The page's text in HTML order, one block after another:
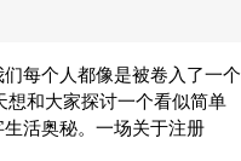
播
可
怎
么
注
每个人都像是被卷入了一个
想和大家探讨一个看似简单
活奥秘。一场关于注册